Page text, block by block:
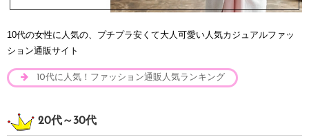
10代の女性に人気の、プチプラ安くて大人可愛い人気カジュアルファッ
ション通販サイト
10代に人気！ファッション通販人気ランキング
20代～30代